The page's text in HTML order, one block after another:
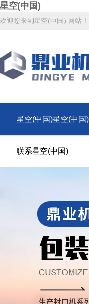
星空(中国)
欢迎您来到星空(中国) 网站！
星空(中国)星空(中国)
联系星空(中国)